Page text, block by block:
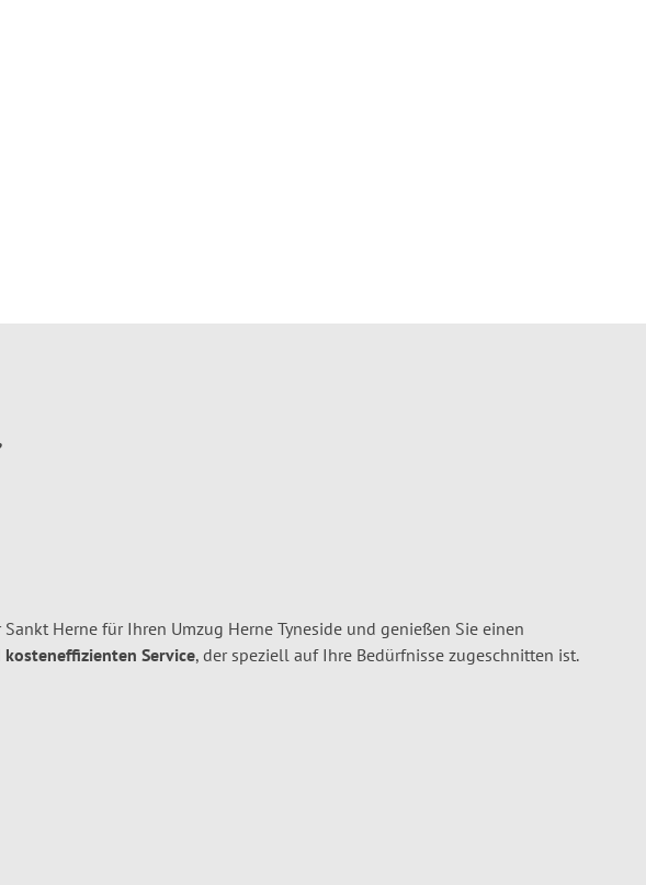
Herne für Ihren Umzug Herne Tyneside und genießen Sie einen
Service, der speziell auf Ihre Bedürfnisse zugeschnitten ist.